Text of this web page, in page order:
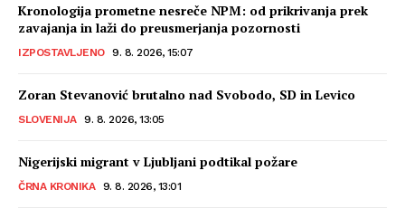
Kronologija prometne nesreče NPM: od prikrivanja prek
zavajanja in laži do preusmerjanja pozornosti
IZPOSTAVLJENO 9. 8. 2026, 15:07
Zoran Stevanović brutalno nad Svobodo, SD in Levico
SLOVENIJA 9. 8. 2026, 13:05
Nigerijski migrant v Ljubljani podtikal požare
ČRNA KRONIKA 9. 8. 2026, 13:01